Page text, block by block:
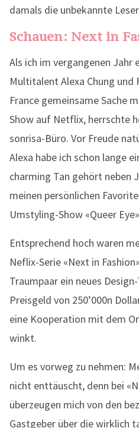
damals die unbekannte
Schauen: Next in
Als ich im vergangenen Jahr
Multitalent Alexa Chung und
France gemeinsame Sache
Show auf Netflix, herrschte
sonrisa-Büro. Vor Freude
Alexa habe ich schon lange
charming Tan gehört neben
meinen persönlichen
Umstyling-Show «Queer
Entsprechend hoch waren
Neflix-Serie «Next in
Traumpaar ein neues
Preisgeld von 250’000n
eine Kooperation mit dem
winkt.
Um es vorweg zu nehmen:
nicht enttäuscht, denn bei
überzeugen mich von den
Gastgeber über die wirklich